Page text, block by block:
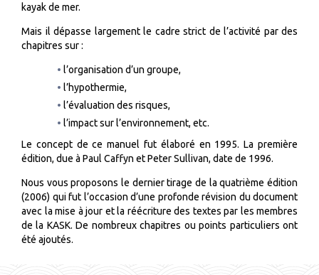
kayak de mer.
Mais il dépasse largement le cadre strict de l’activité par des
chapitres sur :
l’organisation d’un groupe,
l’hypothermie,
l’évaluation des risques,
l’impact sur l’environnement, etc.
Le concept de ce manuel fut élaboré en 1995. La première
édition, due à Paul Caffyn et Peter Sullivan, date de 1996.
Nous vous proposons le dernier tirage de la quatrième édition
(2006) qui fut l’occasion d’une profonde révision du document
avec la mise à jour et la réécriture des textes par les membres
de la KASK. De nombreux chapitres ou points particuliers ont
été ajoutés.